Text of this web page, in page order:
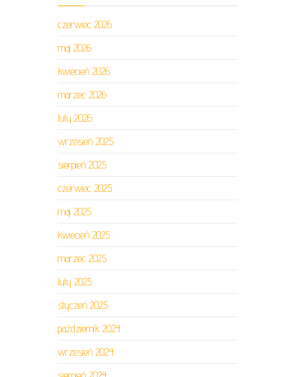
czerwiec 2026
maj 2026
kwiecień 2026
marzec 2026
luty 2026
wrzesień 2025
sierpień 2025
czerwiec 2025
maj 2025
kwiecień 2025
marzec 2025
luty 2025
styczeń 2025
październik 2024
wrzesień 2024